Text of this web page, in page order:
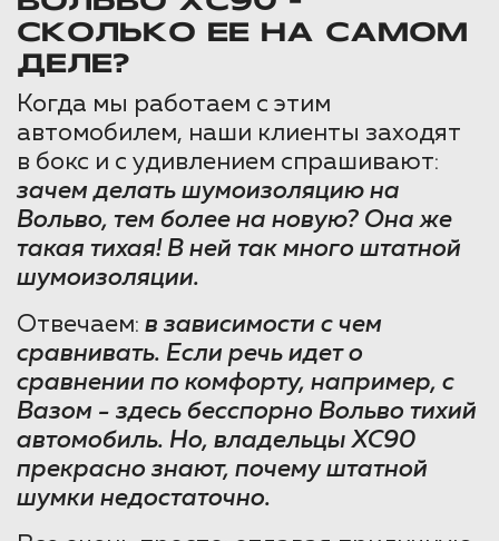
СКОЛЬКО ЕЕ НА САМОМ
ДЕЛЕ?
Когда мы работаем с этим
автомобилем, наши клиенты заходят
в бокс и с удивлением спрашивают:
зачем делать шумоизоляцию на
Вольво, тем более на новую? Она же
такая тихая! В ней так много штатной
шумоизоляции.
Отвечаем: в зависимости с чем
сравнивать. Если речь идет о
сравнении по комфорту, например, с
Вазом - здесь бесспорно Вольво тихий
автомобиль. Но, владельцы ХС90
прекрасно знают, почему штатной
шумки недостаточно.